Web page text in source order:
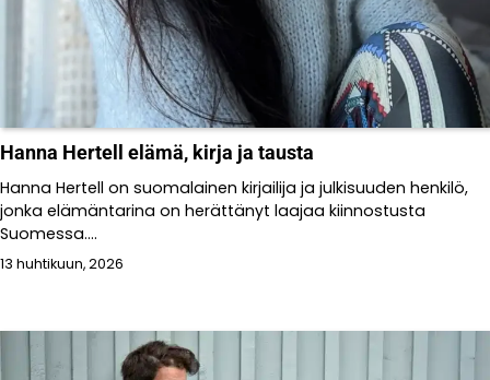
Hanna Hertell elämä, kirja ja tausta
Hanna Hertell on suomalainen kirjailija ja julkisuuden henkilö,
jonka elämäntarina on herättänyt laajaa kiinnostusta
Suomessa....
13 huhtikuun, 2026